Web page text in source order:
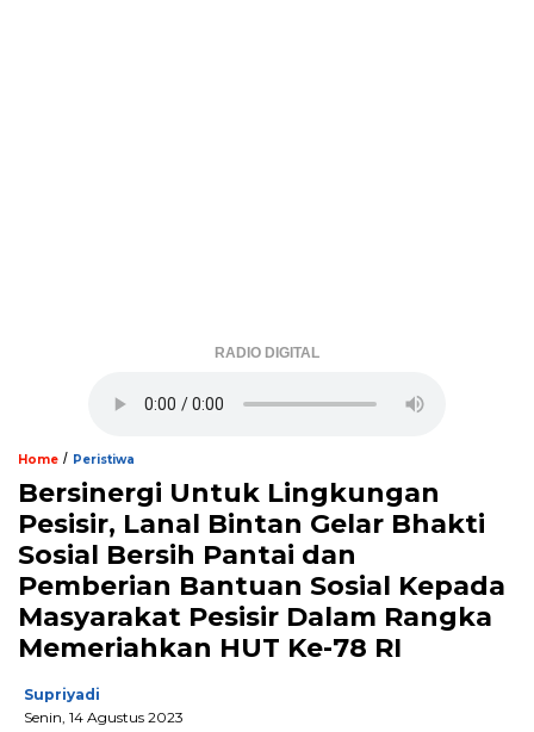
RADIO DIGITAL
Home / Peristiwa
Bersinergi Untuk Lingkungan
Pesisir, Lanal Bintan Gelar Bhakti
Sosial Bersih Pantai dan
Pemberian Bantuan Sosial Kepada
Masyarakat Pesisir Dalam Rangka
Memeriahkan HUT Ke-78 RI
Supriyadi
Senin, 14 Agustus 2023